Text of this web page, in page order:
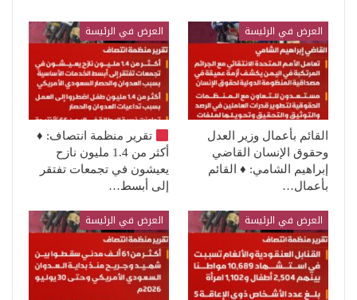
العرض في الرئيسة
القائم بأعمال وزير العدل
وحقوق الإنسان القاضي
إبراهيم الشامي: ♦️ القائم
بأعمال…
العرض في الرئيسة
تقرير منظمة انتصاف: ♦️
أكثر من 1.4 مليون نازح
يعيشون في تجمعات تفتقر
إلى أبسط…
العرض في الرئيسة العرض في الرئيسة